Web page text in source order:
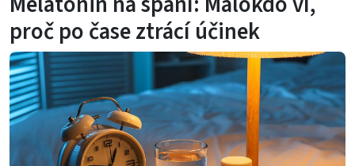
proč po čase ztrácí účinek